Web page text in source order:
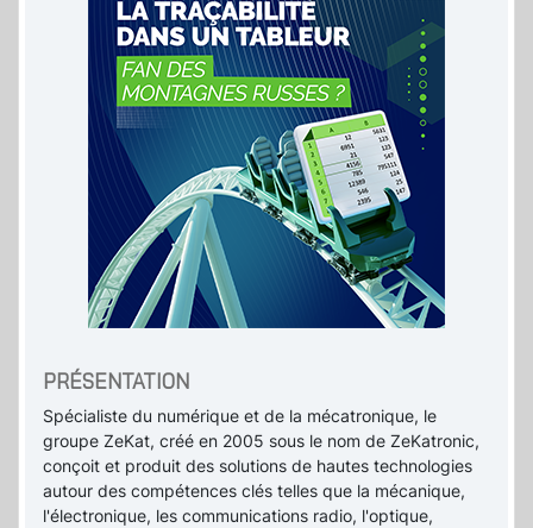
PRÉSENTATION
Spécialiste du numérique et de la mécatronique, le
groupe ZeKat, créé en 2005 sous le nom de ZeKatronic,
conçoit et produit des solutions de hautes technologies
autour des compétences clés telles que la mécanique,
l'électronique, les communications radio, l'optique,